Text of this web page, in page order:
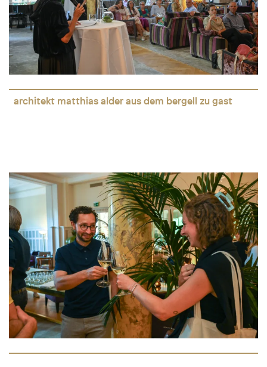
architekt matthias alder aus dem bergell zu gast